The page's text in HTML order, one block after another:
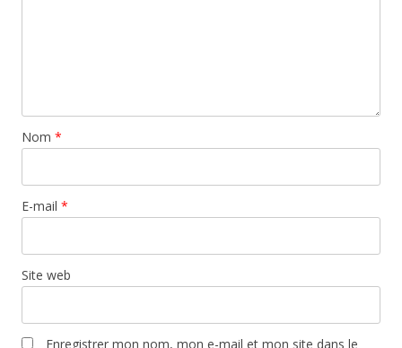
Nom *
E-mail *
Site web
Enregistrer mon nom, mon e-mail et mon site dans le